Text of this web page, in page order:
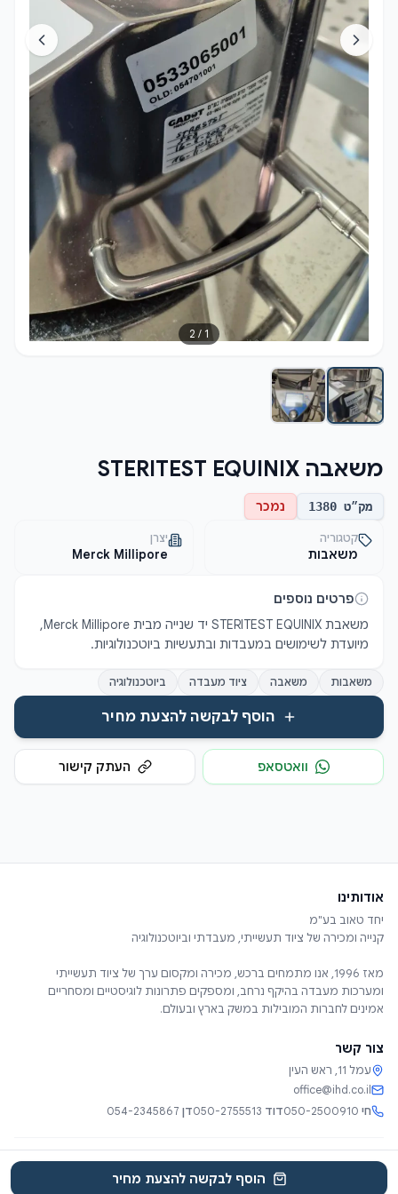
1
/
2
משאבה STERITEST EQUINIX
מק״ט 1380 נמכר
קטגוריה
משאבות
יצרן
Merck Millipore
פרטים נוספים
מיועדת לשימושים במעבדות ובתעשיות ביוטכנולוגיות.
משאבות משאבה ציוד מעבדה ביוטכנולוגיה
הוסף לבקשה להצעת מחיר
וואטסאפ העתק קישור
הוסף לבקשה להצעת מחיר
אודותינו
מאז 1996, אנו מתמחים ברכש, מכירה ומקסום ערך של ציוד תעשייתי
ומערכות מעבדה בהיקף נרחב, ומספקים פתרונות לוגיסטיים ומסחריים
אמינים לחברות המובילות במשק בארץ ובעולם.
צור קשר
עמל 11, ראש העין
office@ihd.co.il
חי 050-2500910דוד 050-2755513דן 054-2345867
EN